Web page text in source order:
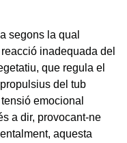
segons la qual
inadequada del
que regula el
del tub
emocional
a dir, provocant-ne
aquesta